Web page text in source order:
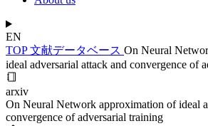
EN
TOP文献データベース On Neural
ideal adversarial attack and convergence of
arxiv
On Neural Network approximation of ideal
convergence of adversarial training